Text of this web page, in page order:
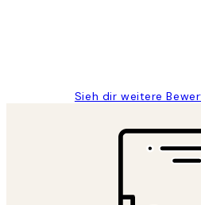
Sieh dir weitere